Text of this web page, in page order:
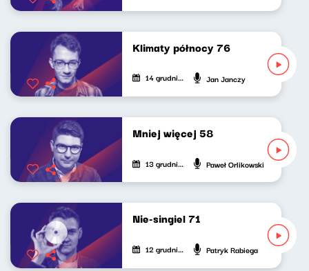
Klimaty północy 76
14 grudnia 2024 Jan Janczy
Mniej więcej 58
13 grudnia 2024 Paweł Orlikowski
Nie-singiel 71
12 grudnia 2024 Patryk Rabiega